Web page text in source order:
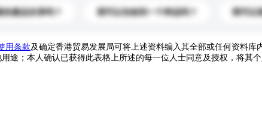
的產品目录吗？ 我可以先收到一个样品吗？ 我可以
用条款及确定香港贸易发展局可将上述资料编入其全部或任何资料
途；本人确认已获得此表格上所述的每一位人士同意及授权，将其